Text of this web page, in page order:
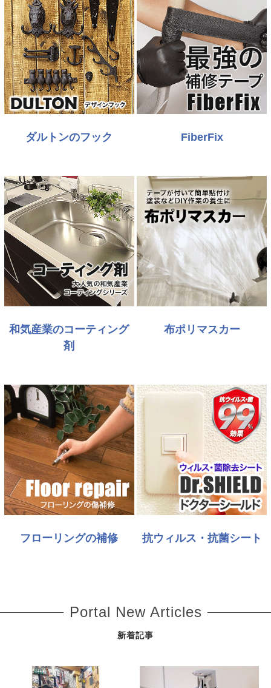
ダルトンのフック FiberFix
和気産業のコーティング
剤
布ポリマスカー
フローリングの補修 抗ウィルス・抗菌シート
Portal New Articles
新着記事